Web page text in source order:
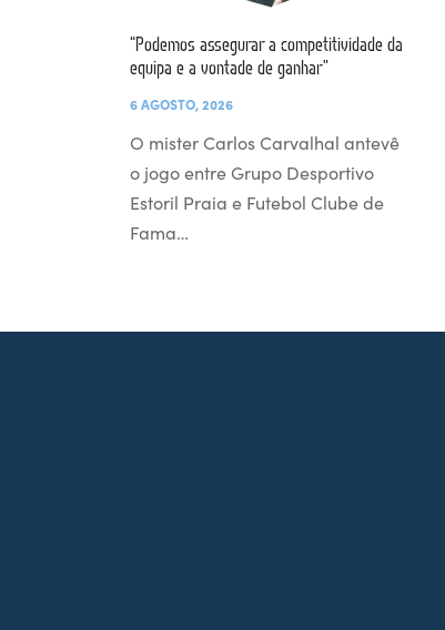
“Podemos assegurar a competitividade da
equipa e a vontade de ganhar”
6 AGOSTO, 2026
O mister Carlos Carvalhal antevê
o jogo entre Grupo Desportivo
Estoril Praia e Futebol Clube de
Fama…